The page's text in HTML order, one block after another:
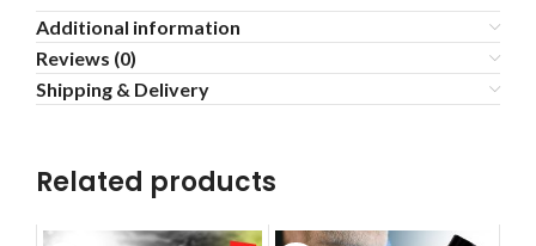
Additional information
Reviews (0)
Shipping & Delivery
Related products